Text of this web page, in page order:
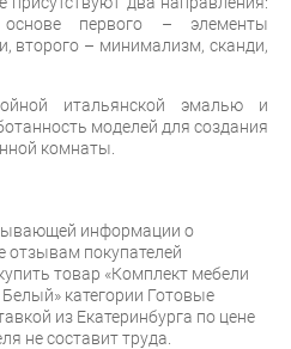
первого – элементы
второго – минимализм, сканди,
итальянской эмалью и
моделей для создания
комнаты.
информации о
отзывам покупателей
товар «Комплект мебели
категории Готовые
из Екатеринбурга по цене
не составит труда.